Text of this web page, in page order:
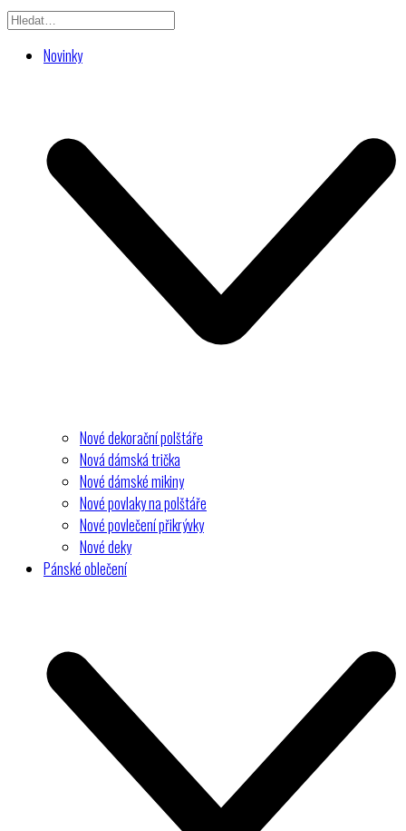
Novinky
Nové dekorační polštáře
Nová dámská trička
Nové dámské mikiny
Nové povlaky na polštáře
Nové povlečení přikrývky
Nové deky
Pánské oblečení